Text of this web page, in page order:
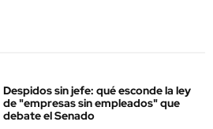
Despidos sin jefe: qué esconde la ley
de "empresas sin empleados" que
debate el Senado